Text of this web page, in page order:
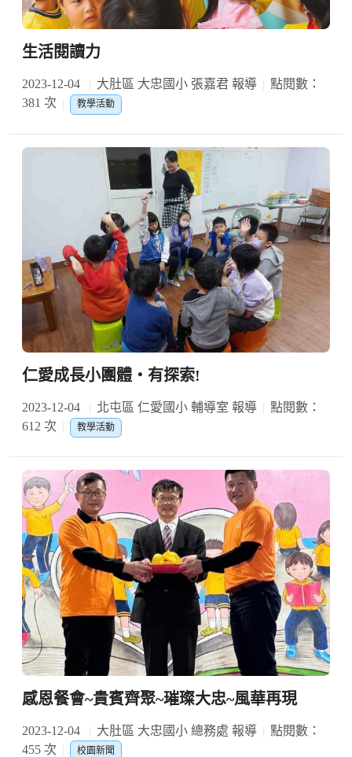
生活閱讀力
2023-12-04 大肚區 大忠國小 張嘉君 報導
點閱數：
381 次
教學活動
仁愛成長小團體‧有探索!
2023-12-04 北屯區 仁愛國小 輔導室 報導
點閱數：
612 次
教學活動
感恩餐會~貴賓齊聚~璀璨大忠~風華再現
2023-12-04 大肚區 大忠國小 總務處 報導
點閱數：
455 次
校園新聞